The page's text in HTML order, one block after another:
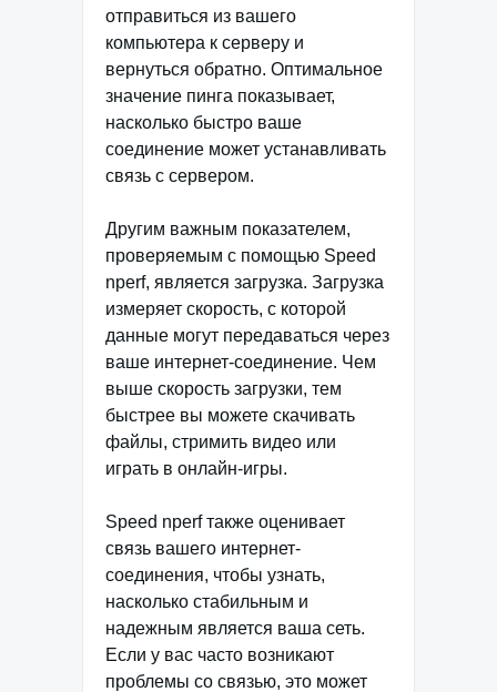
отправиться из вашего
компьютера к серверу и
вернуться обратно. Оптимальное
значение пинга показывает,
насколько быстро ваше
соединение может устанавливать
связь с сервером.
Другим важным показателем,
проверяемым с помощью Speed
nperf, является загрузка. Загрузка
измеряет скорость, с которой
данные могут передаваться через
ваше интернет-соединение. Чем
выше скорость загрузки, тем
быстрее вы можете скачивать
файлы, стримить видео или
играть в онлайн-игры.
Speed nperf также оценивает
связь вашего интернет-
соединения, чтобы узнать,
насколько стабильным и
надежным является ваша сеть.
Если у вас часто возникают
проблемы со связью, это может